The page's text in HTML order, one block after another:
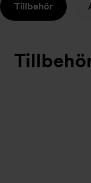
Tillbehör